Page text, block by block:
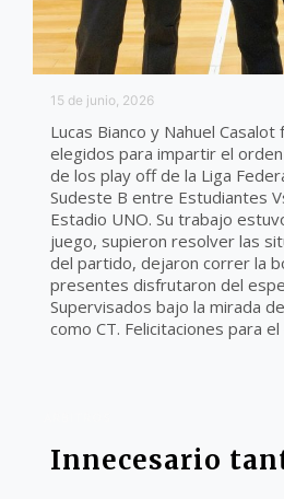
15 de junio, 2026
Lucas Bianco y Nahuel
elegidos para impartir el
de los play off de la Liga
Sudeste B entre Estudiantes
Estadio UNO. Su trabajo
juego, supieron resolver las
del partido, dejaron correr la
presentes disfrutaron del
Supervisados bajo la mirada
como CT. Felicitaciones para
Innecesario